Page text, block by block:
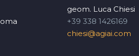
geom. Luca Chiesi
+39 338 1426169
chiesi@agiai.com